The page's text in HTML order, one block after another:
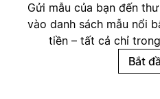
Gửi mẫu của bạn đến
vào danh sách mẫu nổi
tiền – tất cả chỉ
Bắt